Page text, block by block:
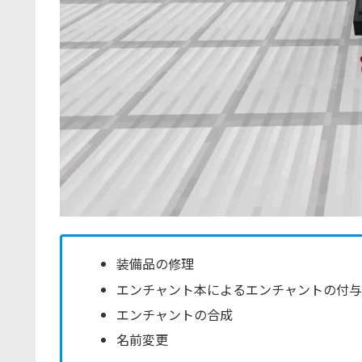
装備品の修理
エンチャント本によるエンチャントの付与
エンチャントの合成
名前変更